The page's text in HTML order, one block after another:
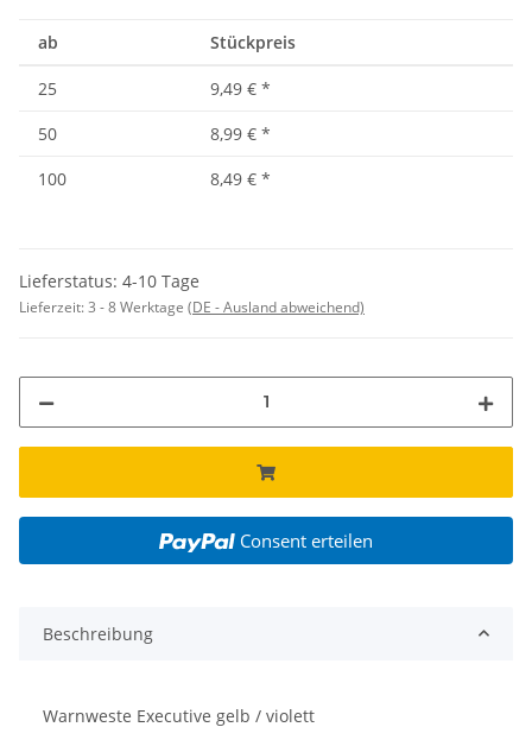
ab Stückpreis
25 9,49 € *
50
8,99 € *
100
8,49 € *
Lieferstatus: 4-10 Tage
Lieferzeit:3 - 8 Werktage (DE - Ausland abweichend)
Consent erteilen
Beschreibung
Warnweste Executive gelb / violett